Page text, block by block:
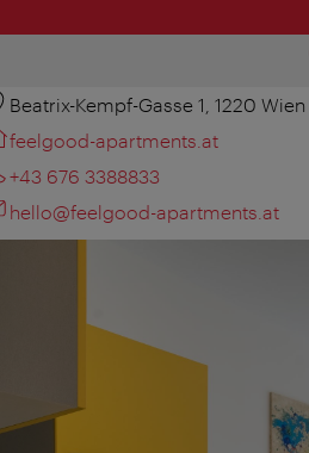
Beatrix-Kempf-Gasse 1, 1220 Wien
feelgood-apartments.at
+43 676 3388833
hello@feelgood-apartments.at